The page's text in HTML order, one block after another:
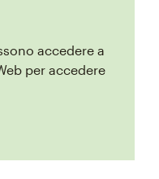
accedere a
per accedere